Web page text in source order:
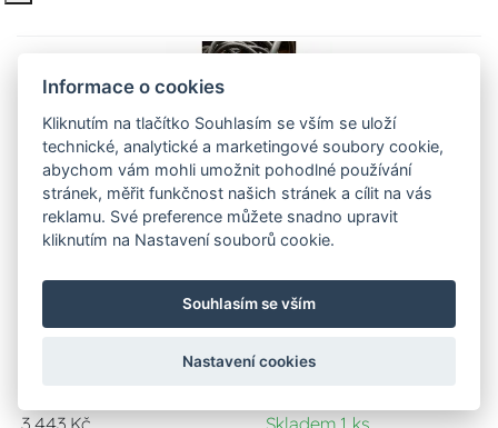
Topná rohož pro venkovní aplikace
5m Fenix 23ADPSV 300/5-0,5
Informace o cookies
Kliknutím na tlačítko Souhlasím se vším se uloží
technické, analytické a marketingové soubory cookie,
abychom vám mohli umožnit pohodlné používání
stránek, měřit funkčnost našich stránek a cílit na vás
reklamu. Své preference můžete snadno upravit
kliknutím na Nastavení souborů cookie.
Souhlasím se vším
Nastavení cookies